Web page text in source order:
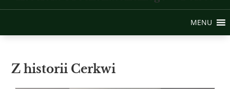
MENU
Z historii Cerkwi